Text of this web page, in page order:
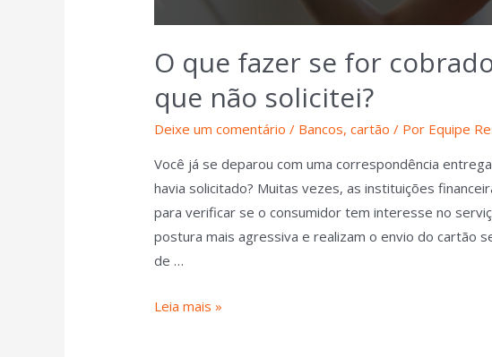
O que fazer se for
que não solicitei?
Deixe um comentário / Bancos,cartão / Por Equipe
Você já se deparou com uma correspondência
havia solicitado? Muitas vezes, as instituições
para verificar se o consumidor tem interesse no
postura mais agressiva e realizam o envio do cartão
de …
Leia mais »